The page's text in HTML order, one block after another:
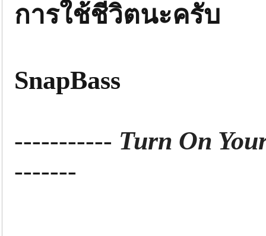
การใช้ชีวิตนะครับ
SnapBass
----------- Turn On
-------